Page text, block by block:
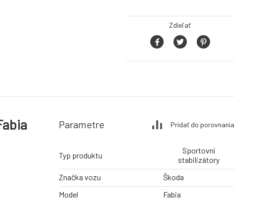
Zdieľať
Parametre Pridať do porovnania
Typ produktu
Sportovní
stabilizátory
Značka vozu
Škoda
Model
Fabia